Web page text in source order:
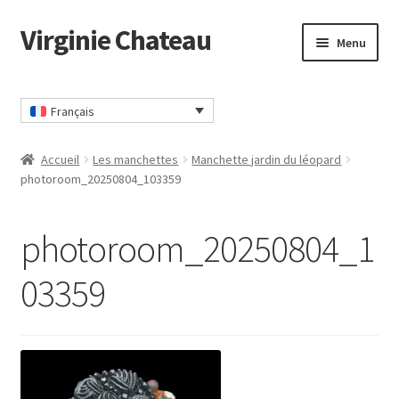
Passer
à
navigation
Passer
au
Virginie Chateau Menu
Commander
Mon compte
Politique Confidentialité
Français
Accueil Les manchettes
Manchette jardin du léopard
photoroom_20250804_103359
photoroom_20250804_1
03359